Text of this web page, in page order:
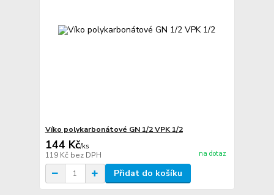
Víko polykarbonátové GN 1/2 VPK 1/2
144 Kč/ks
119 Kč bez DPH na dotaz
Přidat do košíku